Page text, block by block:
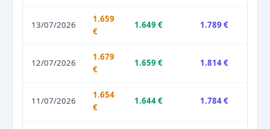
13/07/2026
1.659
€
1.649 € 1.789 €
12/07/2026
1.679
€
1.659 € 1.814 €
11/07/2026
1.654
€
1.644 € 1.784 €